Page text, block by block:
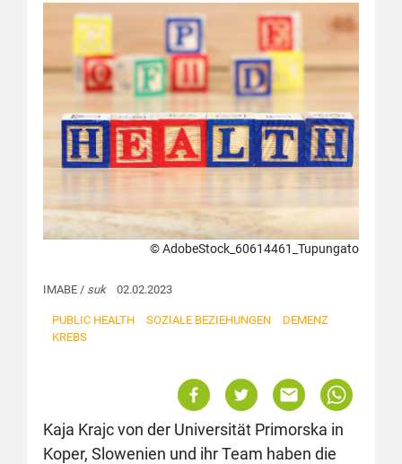
© AdobeStock_60614461_Tupungato
IMABE / suk02.02.2023
PUBLIC HEALTH SOZIALE BEZIEHUNGEN
DEMENZ
KREBS
Kaja Krajc von der Universität Primorska in
Koper, Slowenien und ihr Team haben die